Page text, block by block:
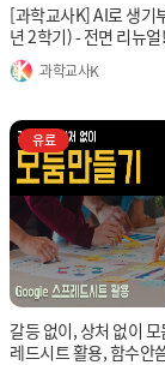
[과학교사K] AI로 생기
년 2학기) - 전면 리뉴
과학교사K
유료
갈등 없이, 상처 없이
레드시트 활용, 함수안